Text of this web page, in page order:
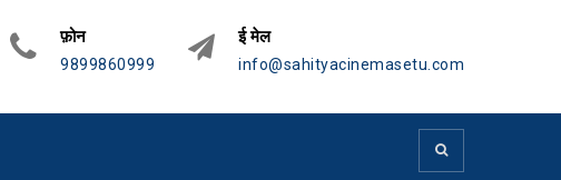
फ़ोन
9899860999
ई मेल
info@sahityacinemasetu.com